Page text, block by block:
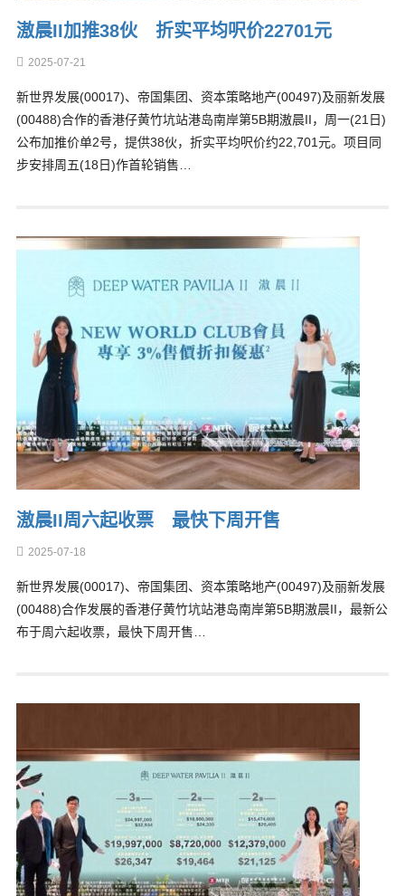
滶晨II加推38伙 折实平均呎价22701元
2025-07-21
新世界发展(00017)、帝国集团、资本策略地产(00497)及丽新发展
(00488)合作的香港仔黄竹坑站港岛南岸第5B期滶晨II，周一(21日)
公布加推价单2号，提供38伙，折实平均呎价约22,701元。项目同
步安排周五(18日)作首轮销售…
滶晨II周六起收票 最快下周开售
2025-07-18
新世界发展(00017)、帝国集团、资本策略地产(00497)及丽新发展
(00488)合作发展的香港仔黄竹坑站港岛南岸第5B期滶晨II，最新公
布于周六起收票，最快下周开售…